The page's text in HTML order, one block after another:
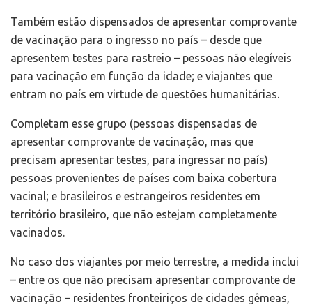
Também estão dispensados de apresentar comprovante
de vacinação para o ingresso no país – desde que
apresentem testes para rastreio – pessoas não elegíveis
para vacinação em função da idade; e viajantes que
entram no país em virtude de questões humanitárias.
Completam esse grupo (pessoas dispensadas de
apresentar comprovante de vacinação, mas que
precisam apresentar testes, para ingressar no país)
pessoas provenientes de países com baixa cobertura
vacinal; e brasileiros e estrangeiros residentes em
território brasileiro, que não estejam completamente
vacinados.
No caso dos viajantes por meio terrestre, a medida inclui
– entre os que não precisam apresentar comprovante de
vacinação – residentes fronteiriços de cidades gêmeas,